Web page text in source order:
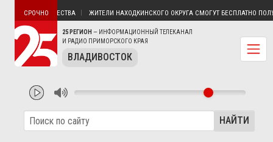
25 РЕГИОН — ИНФОРМАЦИОННЫЙ ТЕЛЕКАНАЛ
И РАДИО ПРИМОРСКОГО КРАЯ
ВЛАДИВОСТОК
СРОЧНО
ЭЛЕКТРИЧЕСТВА ЖИТЕЛИ НАХОДКИНСКОГО ОКРУГА СМОГУТ БЕСПЛАТНО
НАЙТИ